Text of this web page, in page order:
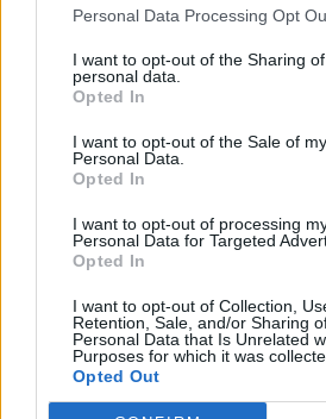
Personal Data Processing Opt
I want to opt-out of the Sharing
personal data.
Opted In
I want to opt-out of the Sale of my
Personal Data.
Opted In
I want to opt-out of processing
Personal Data for Targeted
Opted In
I want to opt-out of Collection,
Retention, Sale, and/or Sharing
Personal Data that Is Unrelated
Purposes for which it was
Opted Out
OBRA